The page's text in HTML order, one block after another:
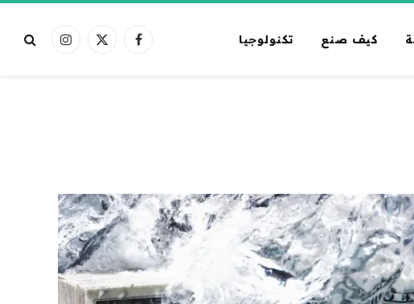
كيف صنع تكنولوجيا فيسبوكX
الانستغرام